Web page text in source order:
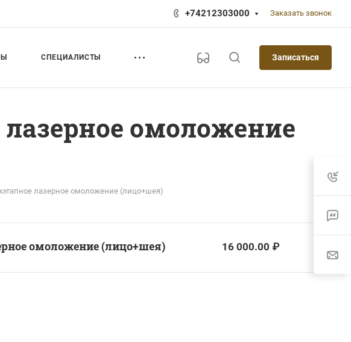
+74212303000 Заказать звонок
СПЕЦИАЛИСТЫ Записаться
омоложение
лазерное омоложение (лицо+шея)
омоложение (лицо+шея) 16 000.00 ₽